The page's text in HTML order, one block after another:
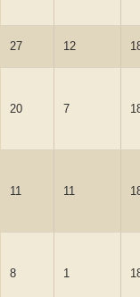
27 12
20 7
11 11
8 1